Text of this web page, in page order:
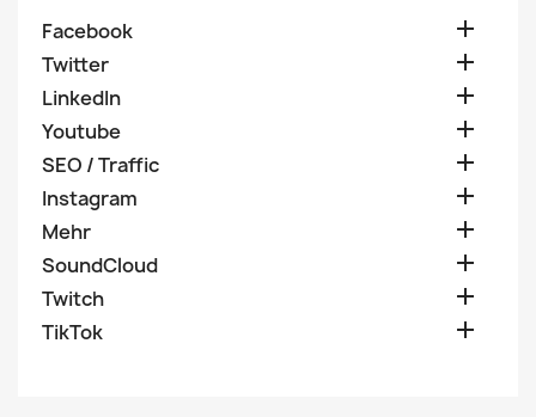
Facebook 
Twitter 
LinkedIn 
Youtube 
SEO / Traffic 
Instagram 
Mehr 
SoundCloud 
Twitch 
TikTok 